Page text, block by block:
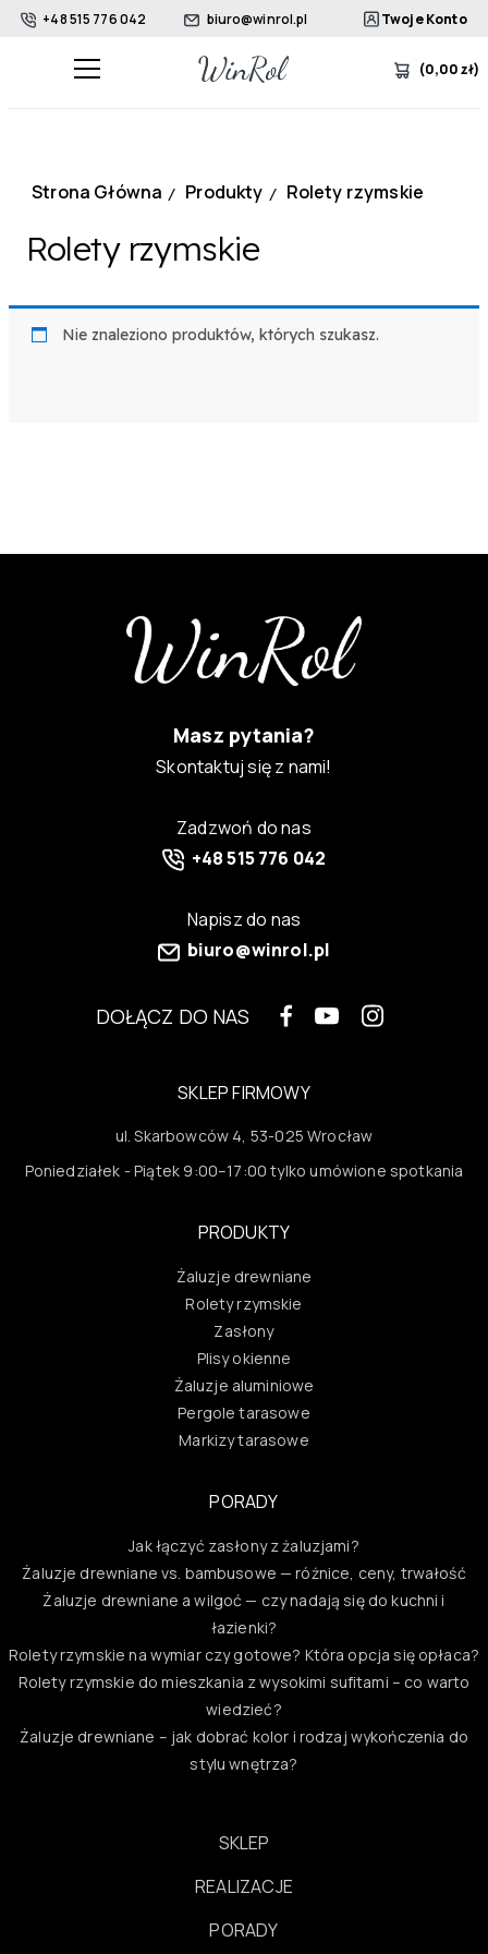
+48 515 776 042 biuro@winrol.pl Twoje Konto
(0,00zł)
Strona Główna / Produkty / Rolety rzymskie
Rolety rzymskie
Nie znaleziono produktów, których szukasz.
Masz pytania?
Skontaktuj się z nami!
Zadzwoń do nas
+48 515 776 042
Napisz do nas
biuro@winrol.pl
DOŁĄCZ DO NAS
SKLEP FIRMOWY
ul. Skarbowców 4, 53-025 Wrocław
Poniedziałek - Piątek 9:00–17:00 tylko umówione spotkania
PRODUKTY
Żaluzje drewniane
Rolety rzymskie
Zasłony
Plisy okienne
Żaluzje aluminiowe
Pergole tarasowe
Markizy tarasowe
PORADY
Jak łączyć zasłony z żaluzjami?
Żaluzje drewniane vs. bambusowe — różnice, ceny, trwałość
Żaluzje drewniane a wilgoć — czy nadają się do kuchni i
łazienki?
Rolety rzymskie na wymiar czy gotowe? Która opcja się opłaca?
Rolety rzymskie do mieszkania z wysokimi sufitami – co warto
wiedzieć?
Żaluzje drewniane – jak dobrać kolor i rodzaj wykończenia do
stylu wnętrza?
SKLEP
REALIZACJE
PORADY